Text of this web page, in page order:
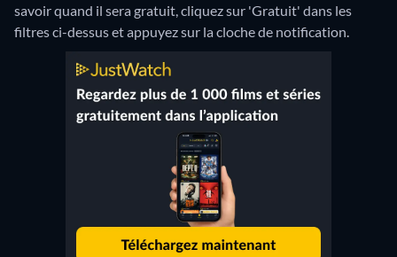
savoir quand il sera gratuit, cliquez sur 'Gratuit' dans les
filtres ci-dessus et appuyez sur la cloche de notification.